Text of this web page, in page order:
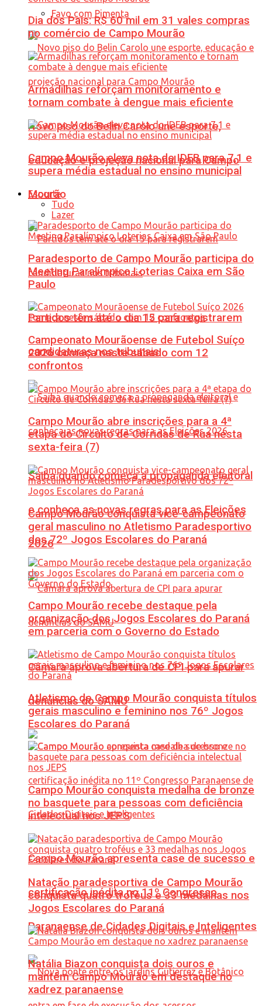
Favo com Pimenta
Novo piso do Belin Carolo une esporte,
educação e projeção nacional para Campo
Mourão
Partidos têm até o dia 15 para registrarem
candidaturas nos tribunais
Saiba quando começa a propaganda eleitoral
e conheça as novas regras para as Eleições
2026
Câmara aprova abertura de CPI para apurar
denúncias do SAMU
Campo Mourão apresenta case de sucesso e
certificação inédita no 11º Congresso
Paranaense de Cidades Digitais e Inteligentes
Dia dos Pais: R$ 60 mil em 31 vales compras
no comércio de Campo Mourão
Armadilhas reforçam monitoramento e
tornam combate à dengue mais eficiente
Campo Mourão eleva nota do IDEB para 7,1 e
supera média estadual no ensino municipal
Esporte
Tudo
Lazer
Paradesporto de Campo Mourão participa do
Meeting Paralímpico Loterias Caixa em São
Paulo
Campeonato Mourãoense de Futebol Suíço
2026 começa neste sábado com 12
confrontos
Campo Mourão abre inscrições para a 4ª
etapa do Circuito de Corridas de Rua nesta
sexta-feira (7)
Campo Mourão conquista vice-campeonato
geral masculino no Atletismo Paradesportivo
dos 72º Jogos Escolares do Paraná
Campo Mourão recebe destaque pela
organização dos Jogos Escolares do Paraná
em parceria com o Governo do Estado
Atletismo de Campo Mourão conquista títulos
gerais masculino e feminino nos 76º Jogos
Escolares do Paraná
Campo Mourão conquista medalha de bronze
no basquete para pessoas com deficiência
intelectual nos JEPS
Natação paradesportiva de Campo Mourão
conquista quatro troféus e 33 medalhas nos
Jogos Escolares do Paraná
Natália Biazon conquista dois ouros e
mantém Campo Mourão em destaque no
xadrez paranaense